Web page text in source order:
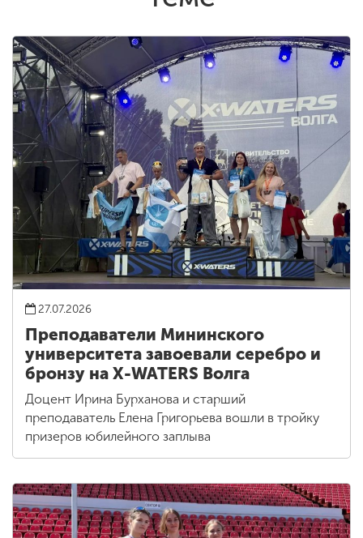
27.07.2026
Преподаватели Мининского
университета завоевали серебро и
бронзу на X-WATERS Волга
Доцент Ирина Бурханова и старший
преподаватель Елена Григорьева вошли в тройку
призеров юбилейного заплыва